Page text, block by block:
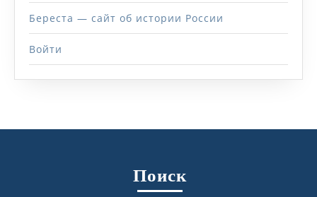
Береста — сайт об истории России
Войти
Поиск